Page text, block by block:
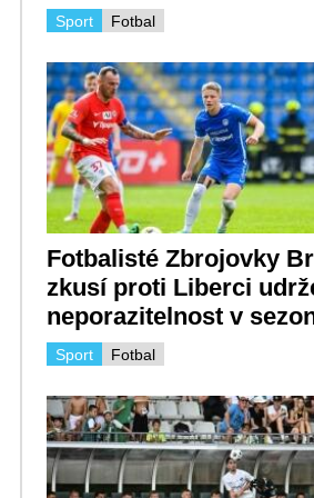
Fotbal
Sport
Fotbalisté Zbrojovky
zkusí proti Liberci
neporazitelnost v
Fotbal
Sport